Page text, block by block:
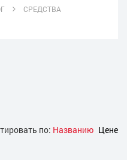
СРЕДСТВА
по: Названию Цене